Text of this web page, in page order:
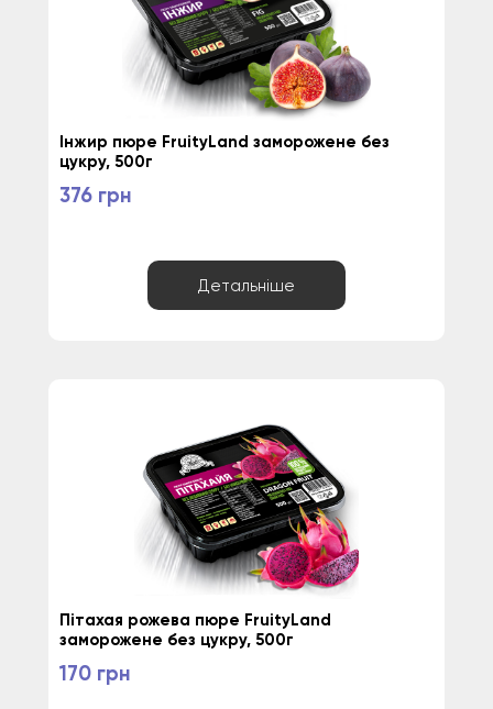
Інжир пюре FruityLand заморожене без
цукру, 500г
376 грн
Детальніше
Пітахая рожева пюре FruityLand
заморожене без цукру, 500г
170 грн